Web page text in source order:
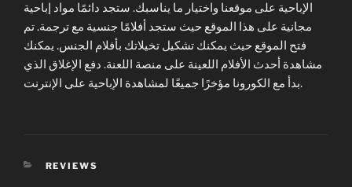
الإباحية على موقعنا واختيار ما يناسبك. ستجد دائمًا مواد إباحية
مجانية على هذا الموقع حيث ستجد أفلامًا جنسية مع ترجمة. تم
فتح الموقع حيث يمكنك تشكيل تخيلاتك بأفلام الجنس. يمكنك
مشاهدة أحدث الأفلام اللعينة على منصة اللعنة. دفع الإغلاق الذي
بدأ مع الكورونا مؤخرًا جميعًا لمشاهدة الإباحية على الإنترنت.
CATEGORIES
REVIEWS